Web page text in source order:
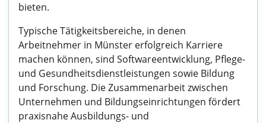
bieten.
Typische Tätigkeitsbereiche, in denen
Arbeitnehmer in Münster erfolgreich Karriere
machen können, sind Softwareentwicklung, Pflege-
und Gesundheitsdienstleistungen sowie Bildung
und Forschung. Die Zusammenarbeit zwischen
Unternehmen und Bildungseinrichtungen fördert
praxisnahe Ausbildungs- und